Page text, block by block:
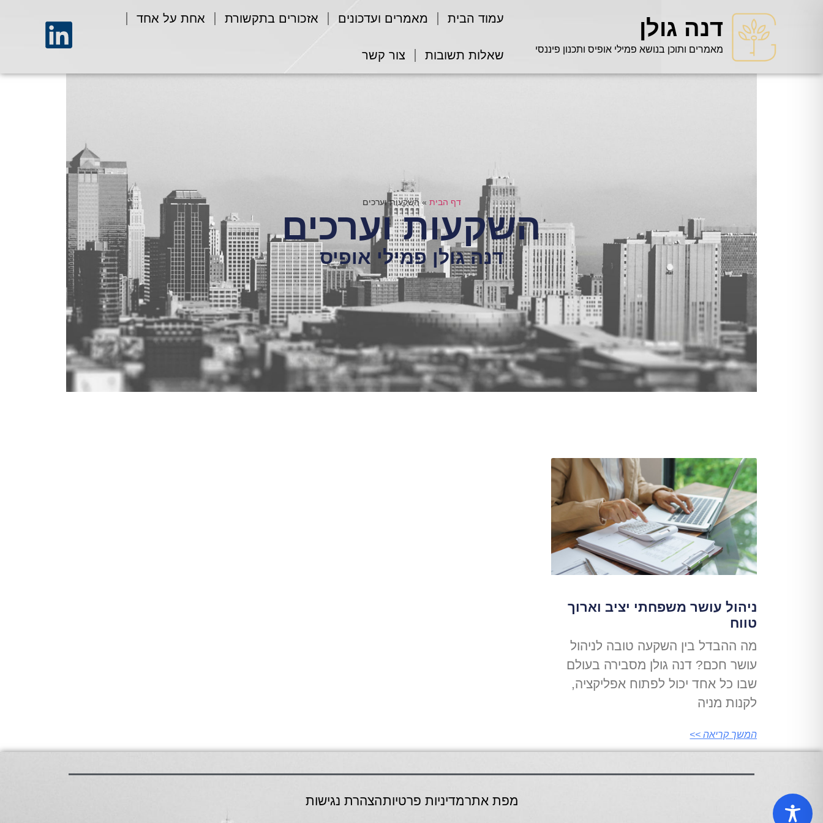
דנה גולן
מאמרים ותוכן בנושא פמילי אופיס ותכנון פיננסי
עמוד הבית מאמרים ועדכונים אזכורים בתקשורת אחת על אחד
שאלות תשובות צור קשר
דף הבית »השקעות וערכים
השקעות וערכים
דנה גולן פמילי אופיס
ניהול עושר משפחתי יציב וארוך
טווח
מה ההבדל בין השקעה טובה לניהול
עושר חכם? דנה גולן מסבירה בעולם
שבו כל אחד יכול לפתוח אפליקציה,
לקנות מניה
המשך קריאה >>
מפת אתרמדיניות פרטיותהצהרת נגישות